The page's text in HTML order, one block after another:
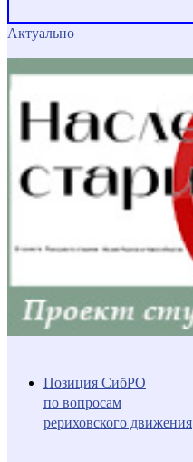
Актуально
Позиция СибРО
по вопросам
рериховского движения